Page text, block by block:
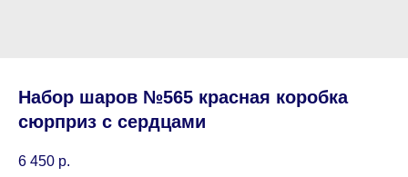
Набор шаров №565 красная коробка
сюрприз с сердцами
6 450 р.